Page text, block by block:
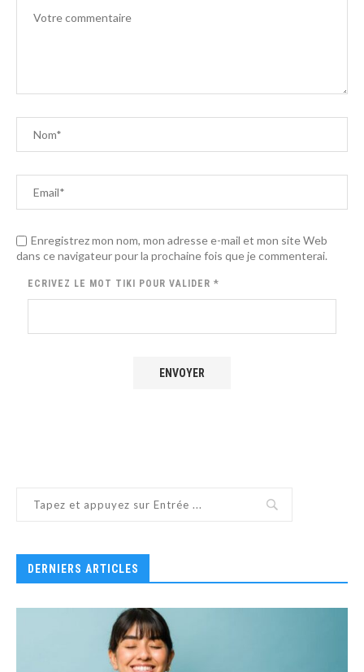
Enregistrez mon nom, mon adresse e-mail et mon site Web
dans ce navigateur pour la prochaine fois que je commenterai.
ECRIVEZ LE MOT TIKI POUR VALIDER *
DERNIERS ARTICLES